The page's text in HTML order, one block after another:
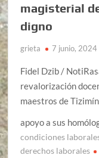
magisterial
digno
grieta 7 junio, 2024
Fidel Dzib /
revalorización
maestros de
apoyo a sus
condiciones
derechos laborales